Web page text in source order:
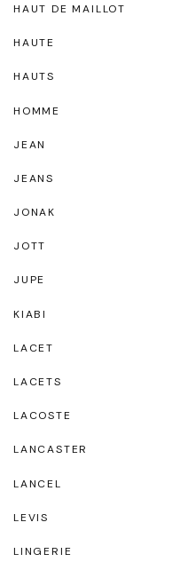
HAUT DE MAILLOT
HAUTE
HAUTS
HOMME
JEAN
JEANS
JONAK
JOTT
JUPE
KIABI
LACET
LACETS
LACOSTE
LANCASTER
LANCEL
LEVIS
LINGERIE